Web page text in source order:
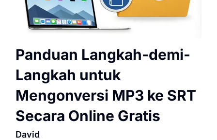
Panduan Langkah-demi-
Langkah untuk
Mengonversi MP3 ke SRT
Secara Online Gratis
David